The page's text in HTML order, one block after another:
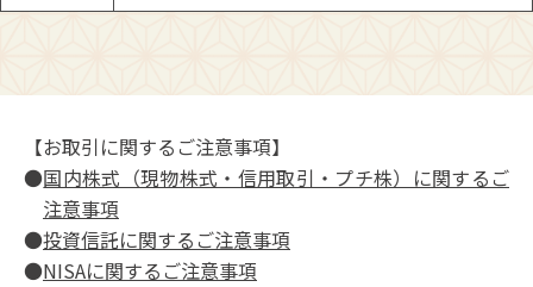
【お取引に関するご注意事項】
●国内株式（現物株式・信用取引・プチ株）に関するご
注意事項
●投資信託に関するご注意事項
●NISAに関するご注意事項